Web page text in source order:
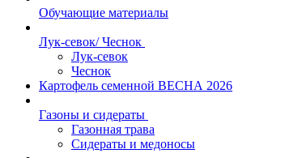
Обучающие материалы
Лук-севок/ Чеснок
Лук-севок
Чеснок
Картофель семенной ВЕСНА 2026
Газоны и сидераты
Газонная трава
Сидераты и медоносы